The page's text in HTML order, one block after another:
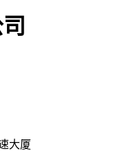
大厦